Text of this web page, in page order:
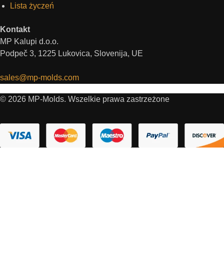
Lista życzeń
Kontakt
MP Kalupi d.o.o.
Podpeč 3, 1225 Lukovica, Slovenija, UE
sales@mp-molds.com
© 2026 MP-Molds. Wszelkie prawa zastrzeżone